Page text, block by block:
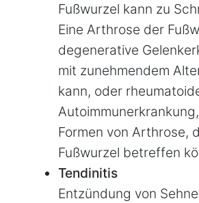
Fußwurzel kann zu
Eine Arthrose der
degenerative
mit zunehmendem
kann, oder
Formen von Arthrose,
Fußwurzel betreffen
Tendinitis
Entzündung von